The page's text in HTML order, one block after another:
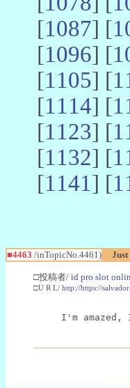
[1087] [
[1096] [
[1105] [
[1114] [
[1123] [
[1132] [
[1141] [
■4463 /inTopicNo.4461) Just
□投稿者/ id pro slot
□U R L/ http://https://
I'm